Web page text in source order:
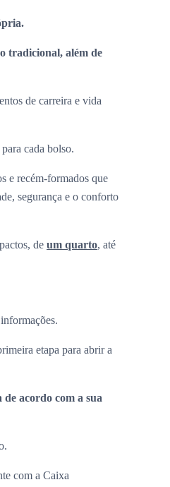
tradicional, além de
de carreira e vida
cada bolso.
e recém-formados que
segurança e o conforto
de um quarto, até
etapa para abrir a
de acordo com a sua
com a Caixa